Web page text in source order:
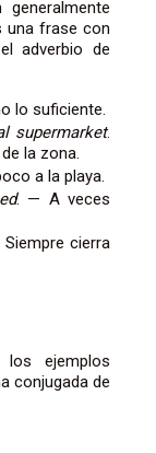
una frase con
adverbio de
lo suficiente.
supermarket.
la zona.
a la playa.
. — A veces
cierra
ejemplos
conjugada de